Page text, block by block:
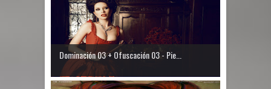
Dominación 03 + Ofuscación 03 - Pie...